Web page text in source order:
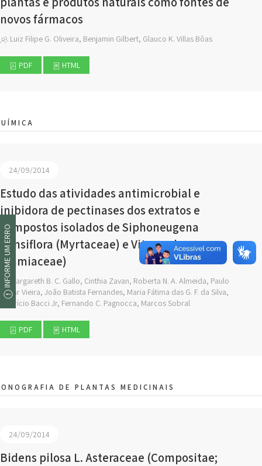
novos fármacos
Luiz Filipe G. Oliveira, Benjamin Gilbert, Glauco K. Villas Bôas
PDF HTML
24/09/2014
Estudo das atividades antimicrobial e
inibidora de pectinases dos extratos e
compostos isolados de Siphoneugena
densiflora (Myrtaceae) e Vitex polygama
(Lamiaceae)
Margareth B. C. Gallo, Cinthia Zavan, Roberta N. A. Almeida, Paulo
Cezar Vieira, João Batista Fernandes, Maria Fátima das G. F. da Silva,
Maurício Bacci Jr, Fernando C. Pagnocca, Marcos Sobral
PDF HTML
DE PLANTAS MEDICINAIS
24/09/2014
Bidens pilosa L. Asteraceae (Compositae;
INFORME UM ERRO